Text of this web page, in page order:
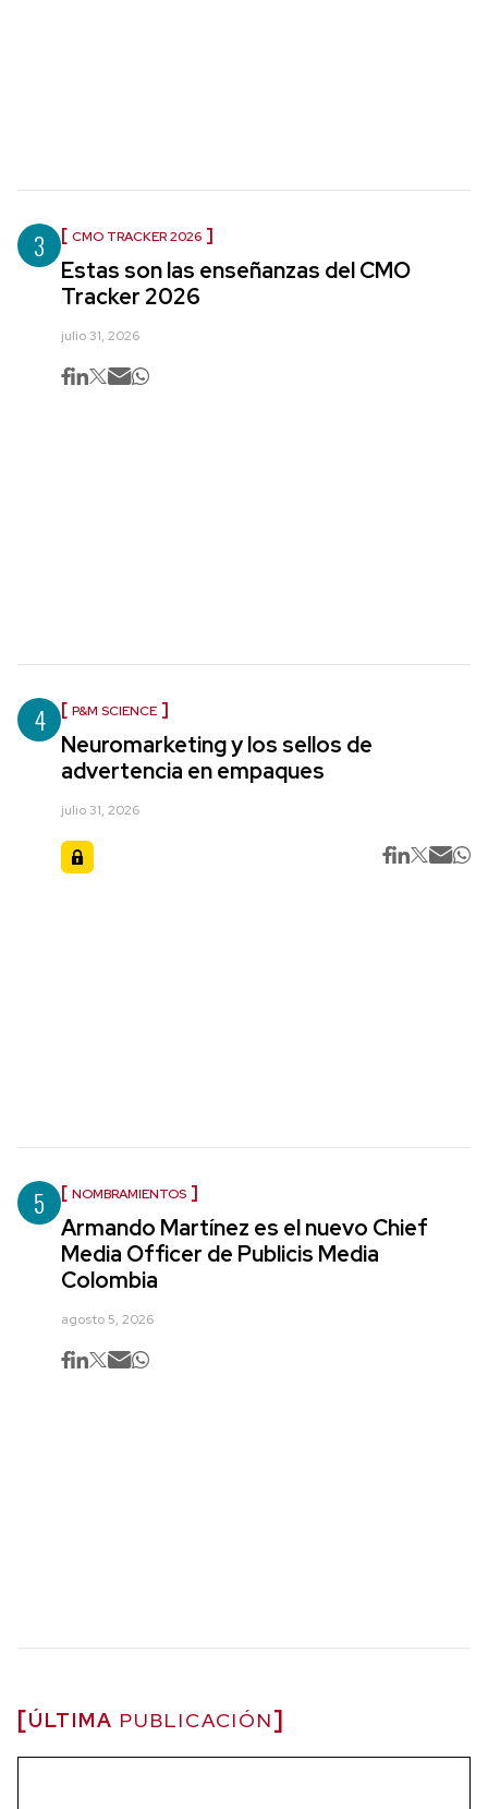
3 CMO TRACKER 2026
Estas son las enseñanzas del CMO
Tracker 2026
julio 31, 2026
4 P&M SCIENCE
Neuromarketing y los sellos de
advertencia en empaques
julio 31, 2026
5 NOMBRAMIENTOS
Armando Martínez es el nuevo Chief
Media Officer de Publicis Media
Colombia
agosto 5, 2026
ÚLTIMA PUBLICACIÓN